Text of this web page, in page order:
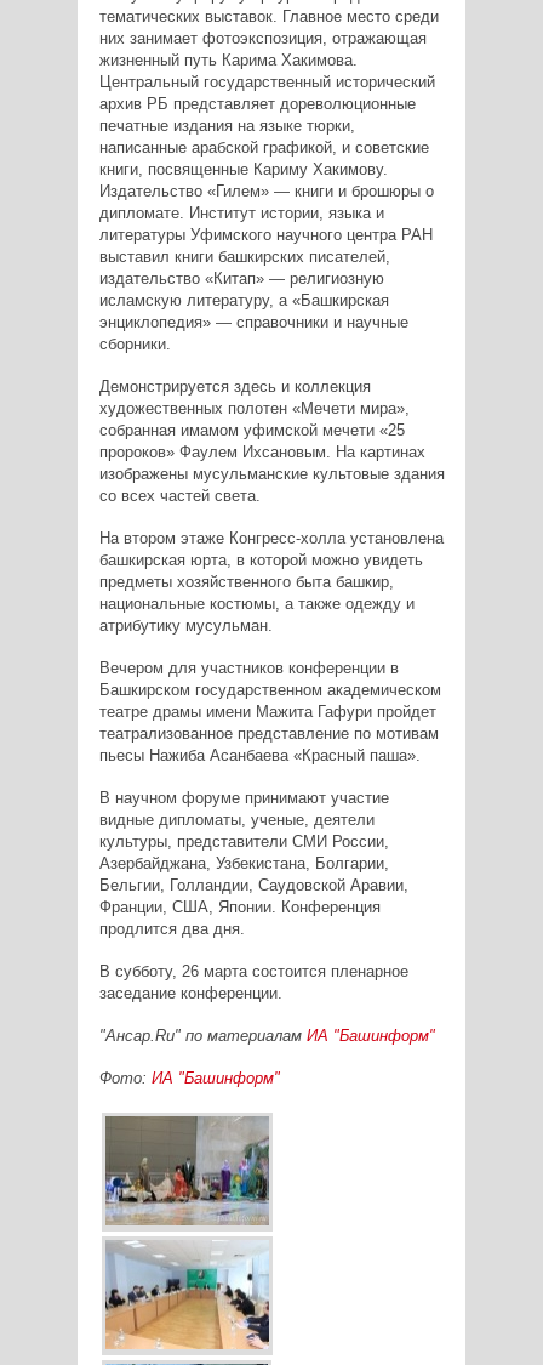
тематических выставок. Главное место среди
них занимает фотоэкспозиция, отражающая
жизненный путь Карима Хакимова.
Центральный государственный исторический
архив РБ представляет дореволюционные
печатные издания на языке тюрки,
написанные арабской графикой, и советские
книги, посвященные Кариму Хакимову.
Издательство «Гилем» — книги и брошюры о
дипломате. Институт истории, языка и
литературы Уфимского научного центра РАН
выставил книги башкирских писателей,
издательство «Китап» — религиозную
исламскую литературу, а «Башкирская
энциклопедия» — справочники и научные
сборники.
Демонстрируется здесь и коллекция
художественных полотен «Мечети мира»,
собранная имамом уфимской мечети «25
пророков» Фаулем Ихсановым. На картинах
изображены мусульманские культовые здания
со всех частей света.
На втором этаже Конгресс-холла установлена
башкирская юрта, в которой можно увидеть
предметы хозяйственного быта башкир,
национальные костюмы, а также одежду и
атрибутику мусульман.
Вечером для участников конференции в
Башкирском государственном академическом
театре драмы имени Мажита Гафури пройдет
театрализованное представление по мотивам
пьесы Нажиба Асанбаева «Красный паша».
В научном форуме принимают участие
видные дипломаты, ученые, деятели
культуры, представители СМИ России,
Азербайджана, Узбекистана, Болгарии,
Бельгии, Голландии, Саудовской Аравии,
Франции, США, Японии. Конференция
продлится два дня.
В субботу, 26 марта состоится пленарное
заседание конференции.
"Ансар.Ru" по материалам ИА "Башинформ"
Фото: ИА "Башинформ"